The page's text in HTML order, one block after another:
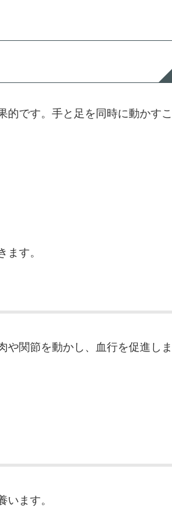
です。手と足を同時に動かすこ
す。
関節を動かし、血行を促進しま
ます。